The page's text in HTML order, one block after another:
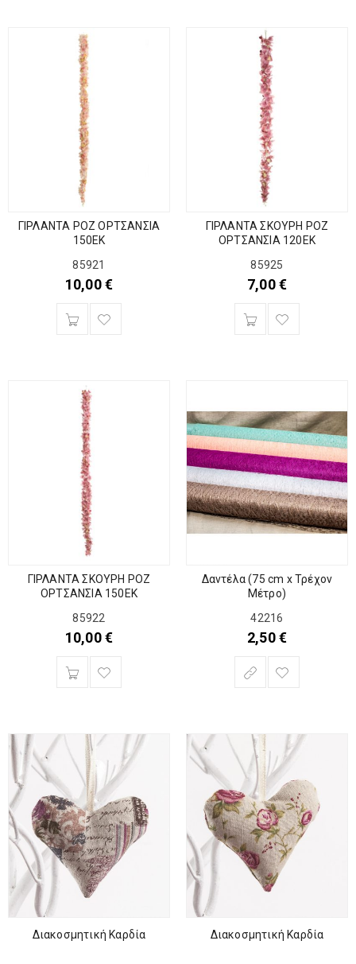
ΓΙΡΛΑΝΤΑ ΡΟΖ ΟΡΤΣΑΝΣΙΑ
150ΕΚ
85921
10,00€
ΓΙΡΛΑΝΤΑ ΣΚΟΥΡΗ ΡΟΖ
ΟΡΤΣΑΝΣΙΑ 120ΕΚ
85925
7,00€
ΓΙΡΛΑΝΤΑ ΣΚΟΥΡΗ ΡΟΖ
ΟΡΤΣΑΝΣΙΑ 150ΕΚ
85922
10,00€
Δαντέλα (75 cm x Τρέχον
Μέτρο)
42216
2,50€
Διακοσμητική Καρδία Διακοσμητική Καρδία